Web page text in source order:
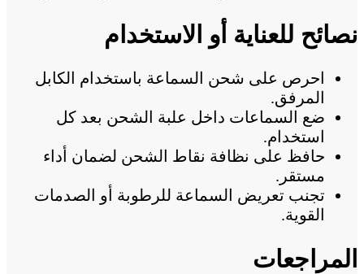
نصائح للعناية أو الاستخدام
احرص على شحن السماعة باستخدام الكابل
المرفق.
ضع السماعات داخل علبة الشحن بعد كل
استخدام.
حافظ على نظافة نقاط الشحن لضمان أداء
مستقر.
تجنب تعريض السماعة للرطوبة أو الصدمات
القوية.
المراجعات